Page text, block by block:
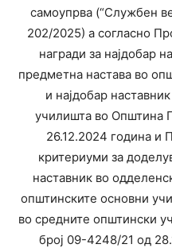
самоупрва (“Службен
202/2025) а согласно
награди за најдобар
предметна настава во
и најдобар
училишта во Општина
26.12.2024 година и
критериуми за
наставник во
општинските основни
во средните општински
број 09-4248/21 од